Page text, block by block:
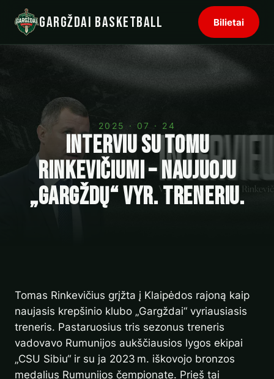
Gargždai Basketball Bilietai
2025 · 07 · 24
Interviu su Tomu
Rinkevičiumi – naujuoju
„Gargždų“ vyr. treneriu.
Tomas Rinkevičius grįžta į Klaipėdos rajoną kaip
naujasis krepšinio klubo „Gargždai“ vyriausiasis
treneris. Pastaruosius tris sezonus treneris
vadovavo Rumunijos aukščiausios lygos ekipai
„CSU Sibiu“ ir su ja 2023 m. iškovojo bronzos
medalius Rumunijos čempionate. Prieš tai